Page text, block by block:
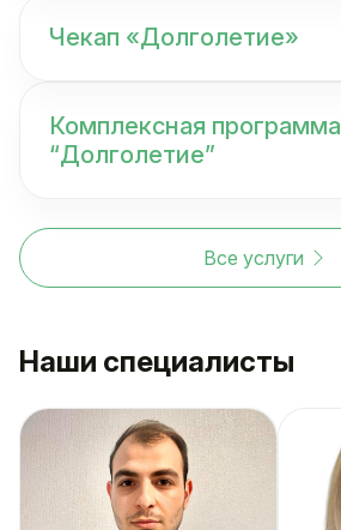
Чекап «Долголетие»
Комплексная программа
“Долголетие”
Все услуги
Наши специалисты